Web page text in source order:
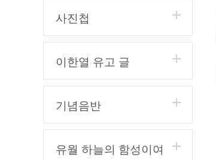
사진첩
이한열 유고 글
기념음반
유월 하늘의 함성이여